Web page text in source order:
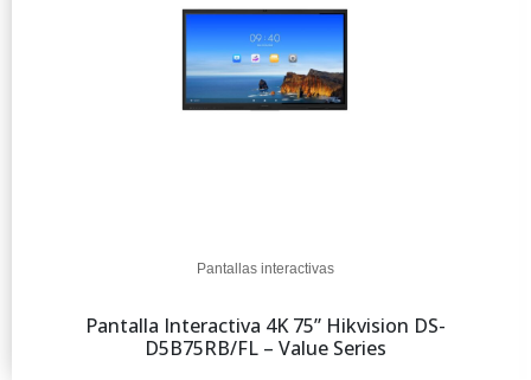
Pantallas interactivas
Pantalla Interactiva 4K 75” Hikvision DS-
D5B75RB/FL – Value Series